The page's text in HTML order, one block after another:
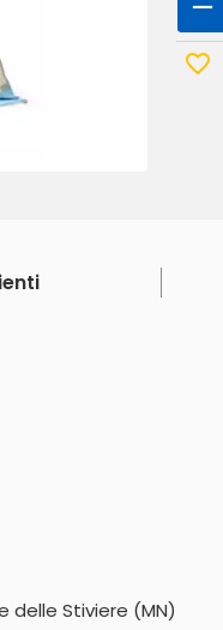
delle Stiviere (MN)